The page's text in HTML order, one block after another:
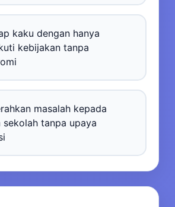
kaku dengan hanya
kebijakan tanpa
masalah kepada
sekolah tanpa upaya